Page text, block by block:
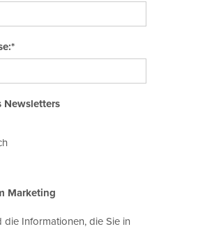
Newsletters
Marketing
Informationen, die Sie in